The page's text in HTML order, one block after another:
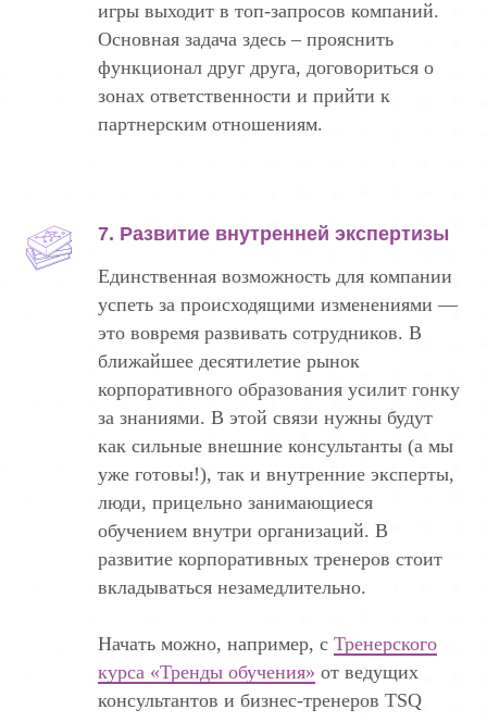
игры выходит в топ-запросов компаний.
Основная задача здесь – прояснить
функционал друг друга, договориться о
зонах ответственности и прийти к
партнерским отношениям.
7. Развитие внутренней экспертизы
Единственная возможность для компании
успеть за происходящими изменениями —
это вовремя развивать сотрудников. В
ближайшее десятилетие рынок
корпоративного образования усилит гонку
за знаниями. В этой связи нужны будут
как сильные внешние консультанты (а мы
уже готовы!), так и внутренние эксперты,
люди, прицельно занимающиеся
обучением внутри организаций. В
развитие корпоративных тренеров стоит
вкладываться незамедлительно.
Начать можно, например, с Тренерского
курса «Тренды обучения» от ведущих
консультантов и бизнес-тренеров TSQ